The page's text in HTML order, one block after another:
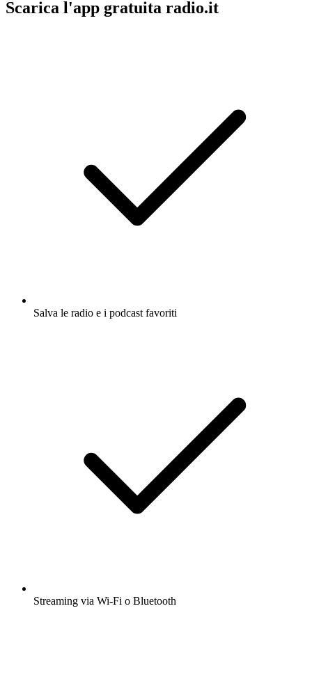
Scarica l'app gratuita radio.it
Salva le radio e i podcast favoriti
Streaming via Wi-Fi o Bluetooth